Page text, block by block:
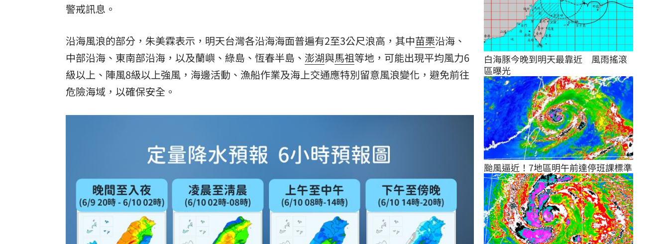
警戒訊息。
沿海風浪的部分，朱美霖表示，明天台灣各沿海海面普遍有2至3公尺浪高，其中苗栗沿海、
中部沿海、東南部沿海，以及蘭嶼、綠島、恆春半島、 澎湖與馬祖等地，可能出現平均風力6
級以上、陣風8級以上強風，海邊活動、漁船作業及海上交通應特別留意風浪變化，避免前往
危險海域，以確保安全。
白海豚今晚到明天最靠近　風雨搖滾
區曝光
颱風逼近！7地區明午前達停班課標準